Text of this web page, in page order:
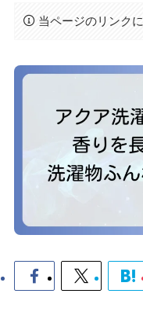
当ページのリンク